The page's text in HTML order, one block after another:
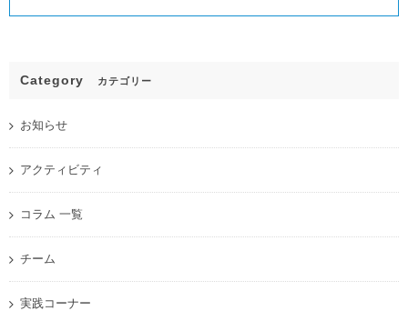
Category カテゴリー
お知らせ
アクティビティ
コラム 一覧
チーム
実践コーナー